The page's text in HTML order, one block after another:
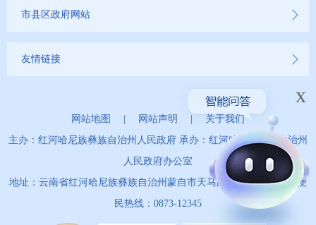
市县区政府网站
友情链接
网站地图 网站声明
关于我们
主办：红河哈尼族彝族自治州人民政府 承办：红河哈尼族彝族自治州
人民政府办公室
地址：云南省红河哈尼族彝族自治州蒙自市天马路67号 政务服务便
民热线：0873-12345
x